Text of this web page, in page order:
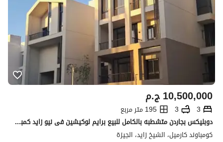
ج.م10,500,000
3
3
195 متر مربع
دوبليكس بجاردن متشطبه بالكامل للبيع برايم لوكيشين فى نيو زايد كمبوند كارميل
كومباوند كارميل، الشيخ زايد، الجيزة